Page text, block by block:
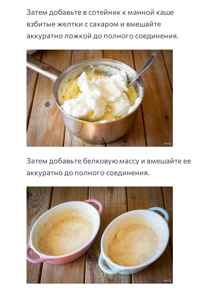
Затем добавьте в сотейник к манной каше
взбитые желтки с сахаром и вмешайте
аккуратно ложкой до полного соединения.
Затем добавьте белковую массу и вмешайте ее
аккуратно до полного соединения.